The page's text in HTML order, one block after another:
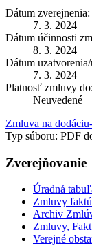
Dátum zverejnenia:
7. 3. 2024
Dátum účinnosti
8. 3. 2024
Dátum
7. 3. 2024
Platnosť zmluvy do:
Neuvedené
Zmluva na
Typ súboru: PDF
Zverejňovanie
Úradná
Zmluvy
Archiv
Zmluvy,
Verejné